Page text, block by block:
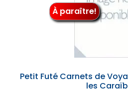
À paraître!
Petit Futé Carnets de
les